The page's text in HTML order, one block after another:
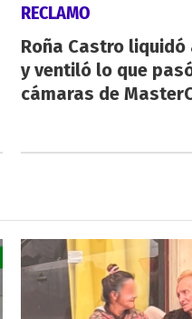
RECLAMO
Roña Castro liquidó
y ventiló lo que
cámaras de